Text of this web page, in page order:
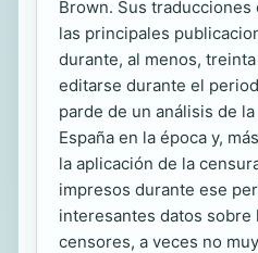
Brown. Sus
las principales
durante, al menos,
editarse durante el
parde de un análisis de
España en la época y,
la aplicación de la
impresos durante ese
interesantes datos
censores, a veces no